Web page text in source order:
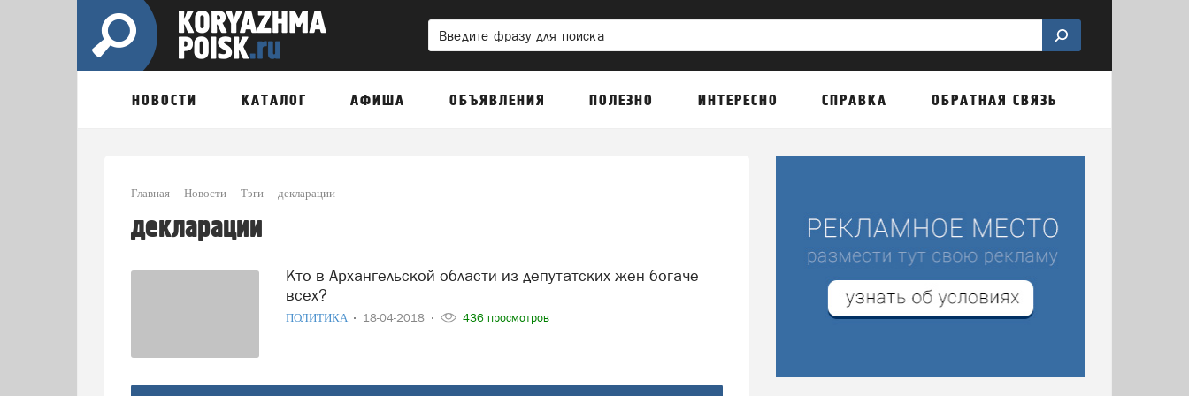
НОВОСТИ КАТАЛОГ АФИША ОБЪЯВЛЕНИЯ ПОЛЕЗНО ИНТЕРЕСНО СПРАВКА ОБРАТНАЯ СВЯЗЬ
Главная Новости Тэги декларации
декларации
Кто в Архангельской области из депутатских жен богаче
всех?
ПОЛИТИКА 18-04-2018 436 просмотров